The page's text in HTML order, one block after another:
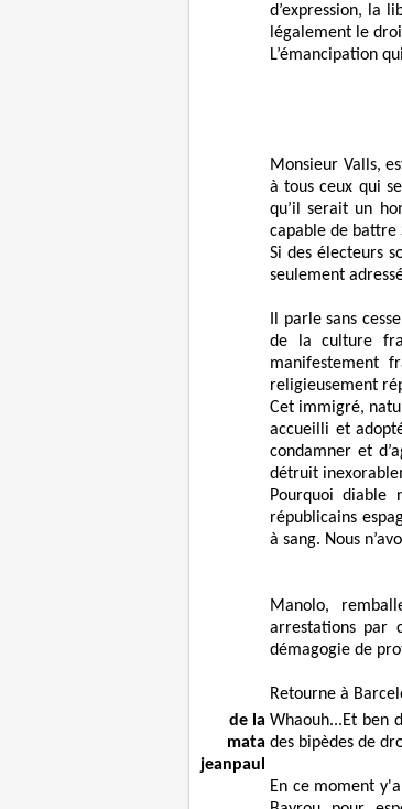
d’expression, la
légalement le
L’émancipation
Monsieur Valls,
à tous ceux qui
qu’il serait un
capable de battre
Si des électeurs
seulement
Il parle sans
de la culture
manifestement
religieusement
Cet immigré,
accueilli et
condamner et
détruit
Pourquoi diable
républicains
à sang. Nous
Manolo,
arrestations par
démagogie de
Retourne à
de la
mata
jeanpaul
Whaouh...Et ben
des bipèdes de
En ce moment